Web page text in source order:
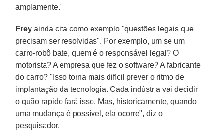
amplamente."
Frey ainda cita como exemplo "questões legais que
precisam ser resolvidas". Por exemplo, um se um
carro-robô bate, quem é o responsável legal? O
motorista? A empresa que fez o software? A fabricante
do carro? "Isso torna mais difícil prever o ritmo de
implantação da tecnologia. Cada indústria vai decidir
o quão rápido fará isso. Mas, historicamente, quando
uma mudança é possível, ela ocorre", diz o
pesquisador.